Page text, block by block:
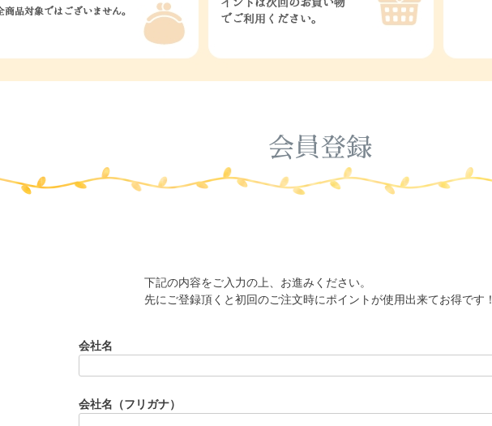
会員登録
下記の内容をご入力の上、お進みください。
先にご登録頂くと初回のご注文時にポイントが使用出来てお得です！
会社名
会社名（フリガナ）